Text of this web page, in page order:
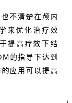
不清楚在颅内
来优化治疗效
提高疗效下结
的指导下达到
应用可以提高